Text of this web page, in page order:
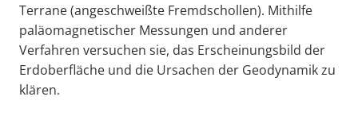
Terrane (angeschweißte Fremdschollen). Mithilfe
paläomagnetischer Messungen und anderer
Verfahren versuchen sie, das Erscheinungsbild der
Erdoberfläche und die Ursachen der Geodynamik zu
klären.